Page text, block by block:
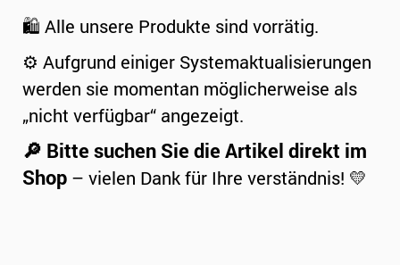
🛍️ Alle unsere Produkte sind vorrätig.
⚙️ Aufgrund einiger Systemaktualisierungen
werden sie momentan möglicherweise als
„nicht verfügbar“ angezeigt.
🔎 Bitte suchen Sie die Artikel direkt im
Shop – vielen Dank für Ihre verständnis! 💛